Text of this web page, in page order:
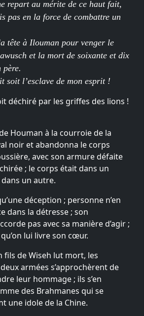
repart au mérite de ce haut fait,
pas en la force de combattre un
tête à Ilouman pour venger le
et la mort de soixante et dix
père.
soit l’esclave de mon esprit !
déchiré par les griffes des lions !
Houman à la courroie de la
noir et abandonna le corps
avec son armure défaite
; le corps était dans un
un autre.
déception ; personne n’en
dans la détresse ; son
pas avec sa manière d’agir ;
lui livre son cœur.
fils de Wiseh lut mort, les
armées s’approchèrent de
leur hommage ; ils s’en
des Brahmanes qui se
une idole de la Chine.